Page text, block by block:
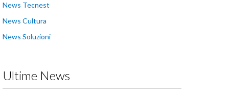
News Tecnest
News Cultura
News Soluzioni
Ultime News